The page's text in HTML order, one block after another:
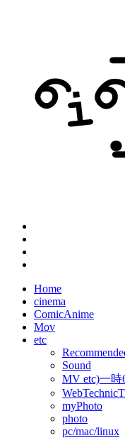
Home
cinema
ComicAnime
Mov
etc
Sound
MV etc)一
myPhoto
photo
pc/mac/linux